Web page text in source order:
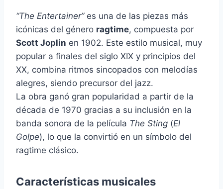
“The Entertainer”es una de las piezas más
icónicas del género ragtime, compuesta por
Scott Joplin en 1902. Este estilo musical, muy
popular a finales del siglo XIX y principios del
XX, combina ritmos sincopados con melodías
alegres, siendo precursor del jazz.
La obra ganó gran popularidad a partir de la
década de 1970 gracias a su inclusión en la
banda sonora de la película The Sting (El
Golpe), lo que la convirtió en un símbolo del
ragtime clásico.
Características musicales